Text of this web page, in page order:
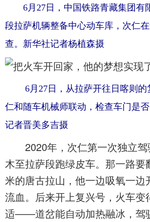
6月27日，中国铁路青藏集团有
段拉萨机辆整备中心动车库，次仁
查。新华社记者杨植森摄
6月27日，从拉萨开往日喀则
仁和随车机械师联动，检查车门是
记者晋美多吉摄
2020年，次仁第一次独立驾
木至拉萨段跑绿皮车。那一路要
米的唐古拉山，他一边吸氧一边
流血。后来开上复兴号，火车变
适——道岔能自动加热融冰，驾